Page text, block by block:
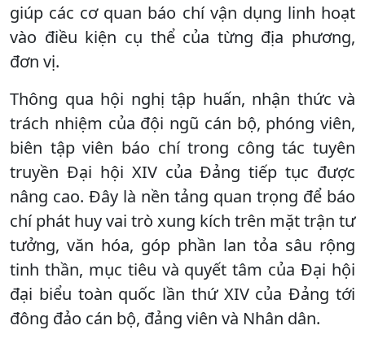
giúp các cơ quan báo chí vận dụng linh hoạt
vào điều kiện cụ thể của từng địa phương,
đơn vị.
Thông qua hội nghị tập huấn, nhận thức và
trách nhiệm của đội ngũ cán bộ, phóng viên,
biên tập viên báo chí trong công tác tuyên
truyền Đại hội XIV của Đảng tiếp tục được
nâng cao. Đây là nền tảng quan trọng để báo
chí phát huy vai trò xung kích trên mặt trận tư
tưởng, văn hóa, góp phần lan tỏa sâu rộng
tinh thần, mục tiêu và quyết tâm của Đại hội
đại biểu toàn quốc lần thứ XIV của Đảng tới
đông đảo cán bộ, đảng viên và Nhân dân.